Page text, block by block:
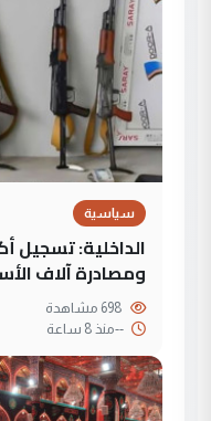
سياسية
ومصادرة آلاف
--منذ 8 ساعة